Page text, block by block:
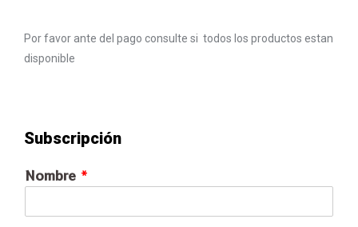
Por favor ante del pago consulte si todos los productos estan
disponible
Subscripción
Nombre *